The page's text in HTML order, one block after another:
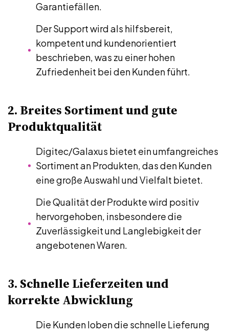
Garantiefällen.
Der Support wird als hilfsbereit,
kompetent und kundenorientiert
beschrieben, was zu einer hohen
Zufriedenheit bei den Kunden führt.
2. Breites Sortiment und gute
Produktqualität
Digitec/Galaxus bietet ein umfangreiches
Sortiment an Produkten, das den Kunden
eine große Auswahl und Vielfalt bietet.
Die Qualität der Produkte wird positiv
hervorgehoben, insbesondere die
Zuverlässigkeit und Langlebigkeit der
angebotenen Waren.
3. Schnelle Lieferzeiten und
korrekte Abwicklung
Die Kunden loben die schnelle Lieferung